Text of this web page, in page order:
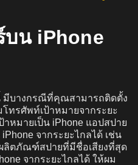
บน iPhone
มีบางกรณีที่คุณสามารถติดตั้ง
ทรศัพท์เป้าหมายจากระยะ
าหมายเป็น iPhone แอปสปาย
จากระยะไกลได้ เช่น
ผลิตภัณฑ์สปายที่มีชื่อเสียงที่สุด
จากระยะไกลได้ ให้ผม